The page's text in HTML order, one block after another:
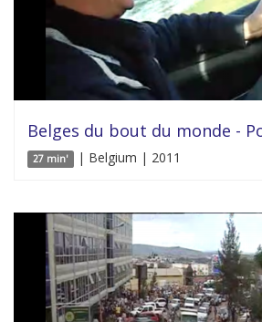
Belges du bout du monde -
27 min' | Belgium | 2011